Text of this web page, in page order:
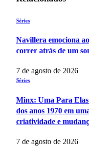
Séries
Navillera emociona
correr atrás de um
7 de agosto de 2026
Séries
Minx: Uma Para
dos anos 1970 em
criatividade e
7 de agosto de 2026